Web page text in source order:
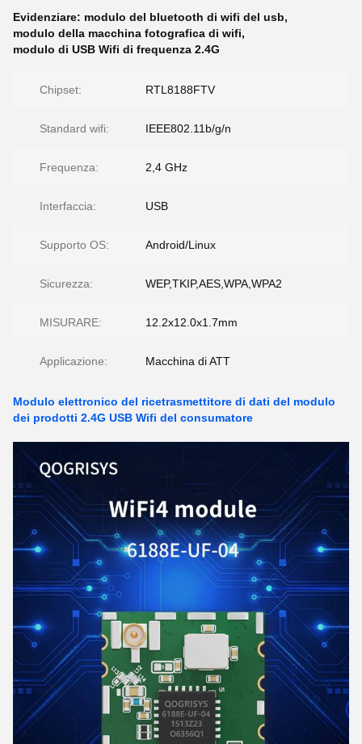
Evidenziare: modulo del bluetooth di wifi del usb,
modulo della macchina fotografica di wifi,
modulo di USB Wifi di frequenza 2.4G
Chipset: RTL8188FTV
Standard wifi: IEEE802.11b/g/n
Frequenza: 2,4 GHz
Interfaccia: USB
Supporto OS: Android/Linux
Sicurezza: WEP,TKIP,AES,WPA,WPA2
MISURARE: 12.2x12.0x1.7mm
Applicazione: Macchina di ATT
Modulo elettronico del ricetrasmettitore di dati del modulo
dei prodotti 2.4G USB Wifi del consumatore